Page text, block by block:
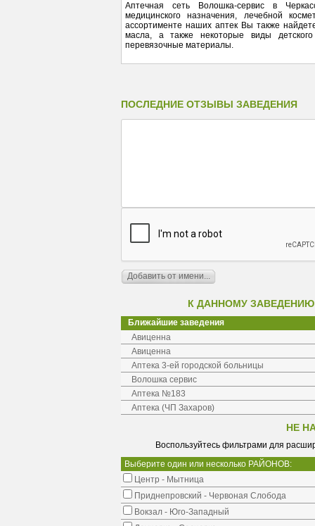
Аптечная сеть Волошка-сервис в
медицинского назначения, лечебной
ассортименте наших аптек Вы также
масла, а также некоторые виды
перевязочные материалы.
ПОСЛЕДНИЕ ОТЗЫВЫ ЗАВЕДЕНИЯ
К ДАННОМУ
Ближайшие заведения
Авиценна
Авиценна
Аптека 3-ей городской больницы
Волошка сервис
Аптека №183
Аптека (ЧП Захаров)
НЕ
Воспользуйтесь фильтрами для
Выберите один или несколько РАЙОНОВ:
Центр - Мытница
Приднепровский - Червоная Слобода
Вокзал - Юго-Западный